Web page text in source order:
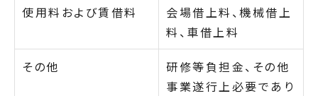
使用料および賃借料
会場借上料、機械借上
料、車借上料
その他
研修等負担金、その他
事業遂行上必要であり